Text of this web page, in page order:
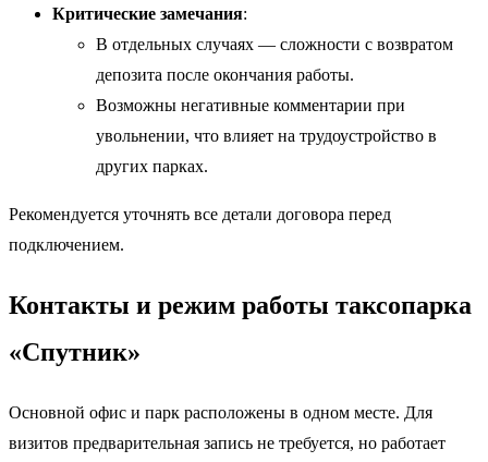
Критические замечания:
В отдельных случаях — сложности с возвратом
депозита после окончания работы.
Возможны негативные комментарии при
увольнении, что влияет на трудоустройство в
других парках.
Рекомендуется уточнять все детали договора перед
подключением.
Контакты и режим работы таксопарка
«Спутник»
Основной офис и парк расположены в одном месте. Для
визитов предварительная запись не требуется, но работает